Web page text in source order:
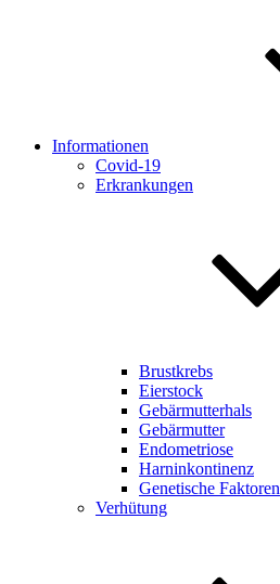
Informationen
Covid-19
Erkrankungen
Brustkrebs
Eierstock
Gebärmutterhals
Gebärmutter
Endometriose
Harninkontinenz
Genetische Faktoren
Verhütung